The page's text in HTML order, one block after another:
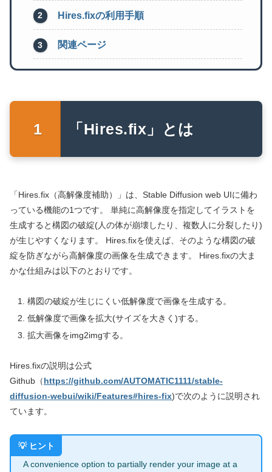
Hires.fixの利用手順
関連ページ
「Hires.fix」とは
「Hires.fix（高解像度補助）」は、Stable Diffusion web UIに備わ
っている機能の1つです。 単純に高解像度を指定してイラストを
生成すると構図の破綻(人の体が崩壊したり、複数人に分裂したり)
が生じやすくなります。 Hires.fixを使えば、そのような構図の破
綻を防ぎながら高解像度の画像を生成できます。 Hires.fixの大ま
かな仕組みは以下のとおりです。
構図の破綻が生じにくい低解像度で画像を生成する。
低解像度で画像を拡大(サイズを大きく)する。
拡大画像をimg2imgする。
Hires.fixの説明は公式
Github（https://github.com/AUTOMATIC1111/stable-
diffusion-webui/wiki/Features#hires-fix)で次のように説明され
ています。
A convenience option to partially render your image at a